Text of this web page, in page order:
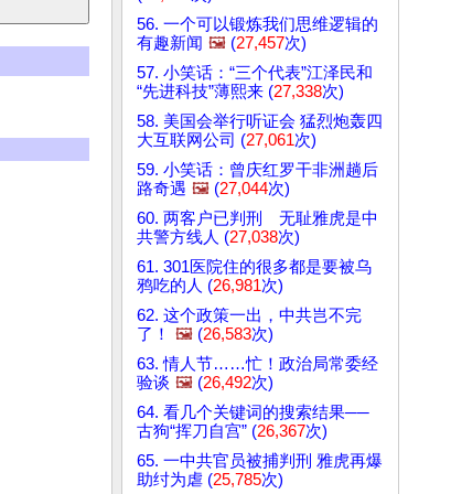
56. 一个可以锻炼我们思维逻辑的
有趣新闻 🖼️ (27,457次)
57. 小笑话：“三个代表”江泽民和
“先进科技”薄熙来 (27,338次)
58. 美国会举行听证会 猛烈炮轰四
大互联网公司 (27,061次)
59. 小笑话：曾庆红罗干非洲趟后
路奇遇 🖼️ (27,044次)
60. 两客户已判刑 无耻雅虎是中
共警方线人 (27,038次)
61. 301医院住的很多都是要被乌
鸦吃的人 (26,981次)
62. 这个政策一出，中共岂不完
了！
🖼️ (26,583次)
63. 情人节……忙！政治局常委经
验谈 🖼️ (26,492次)
64. 看几个关键词的搜索结果──
古狗“挥刀自宫” (26,367次)
65. 一中共官员被捕判刑 雅虎再爆
助纣为虐 (25,785次)